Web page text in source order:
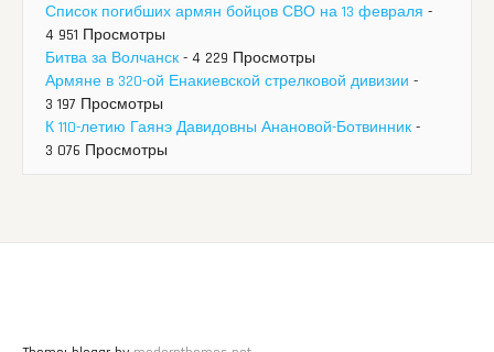
Список погибших армян бойцов СВО на 13 февраля -
4 951 Просмотры
Битва за Волчанск - 4 229 Просмотры
Армяне в 320-ой Енакиевской стрелковой дивизии -
3 197 Просмотры
К 110-летию Гаянэ Давидовны Анановой-Ботвинник -
3 076 Просмотры